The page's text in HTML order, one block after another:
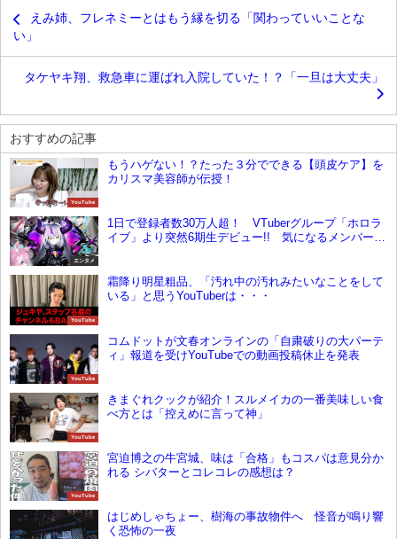
えみ姉、フレネミーとはもう縁を切る「関わっていいことな
い」
タケヤキ翔、救急車に運ばれ入院していた！？「一旦は大丈夫」
おすすめの記事
YouTube
もうハゲない！？たった３分でできる【頭皮ケア】を
カリスマ美容師が伝授！
エンタメ
1日で登録者数30万人超！ VTuberグループ「ホロラ
イブ」より突然6期生デビュー!! 気になるメンバー
YouTube
霜降り明星粗品、「汚れ中の汚れみたいなことをして
いる」と思うYouTuberは・・・
YouTube
コムドットが文春オンラインの「自粛破りの大パーテ
ィ」報道を受けYouTubeでの動画投稿休止を発表
YouTube
きまぐれクックが紹介！スルメイカの一番美味しい食
べ方とは「控えめに言って神」
YouTube
宮迫博之の牛宮城、味は「合格」もコスパは意見分か
れる シバターとコレコレの感想は？
はじめしゃちょー、樹海の事故物件へ 怪音が鳴り響
く恐怖の一夜